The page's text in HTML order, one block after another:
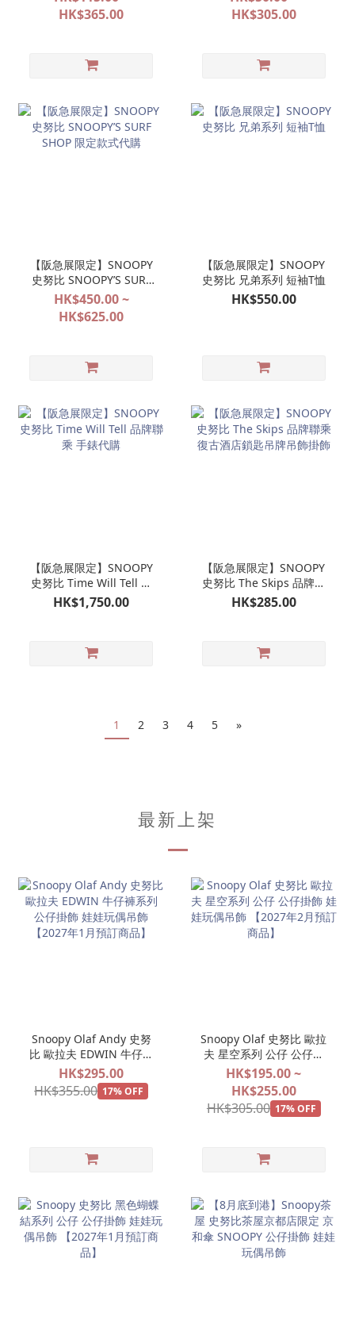
POP&SURPRISE 大阪限定
系列代購
HK$365.00
POP&SURPRISE 大阪限定
系列代購
HK$305.00
【阪急展限定】SNOOPY
史努比 SNOOPY’S SURF
SHOP 限定款式代購
HK$450.00 ~
HK$625.00
【阪急展限定】SNOOPY
史努比 兄弟系列 短袖T恤
HK$550.00
【阪急展限定】SNOOPY
史努比 Time Will Tell 品
牌聯乘 手錶代購
HK$1,750.00
【阪急展限定】SNOOPY
史努比 The Skips 品牌聯
乘 復古酒店鎖匙吊牌吊飾
掛飾
HK$285.00
1 2 3 4 5 »
最新上架
Snoopy Olaf Andy 史努
比 歐拉夫 EDWIN 牛仔褲
系列 公仔掛飾 娃娃玩偶吊
飾 【2027年1月預訂商
品】
HK$295.00
HK$355.00 17% OFF
Snoopy Olaf 史努比 歐拉
夫 星空系列 公仔 公仔掛
飾 娃娃玩偶吊飾 【2027
年2月預訂商品】
HK$195.00 ~
HK$255.00
HK$305.00 17% OFF